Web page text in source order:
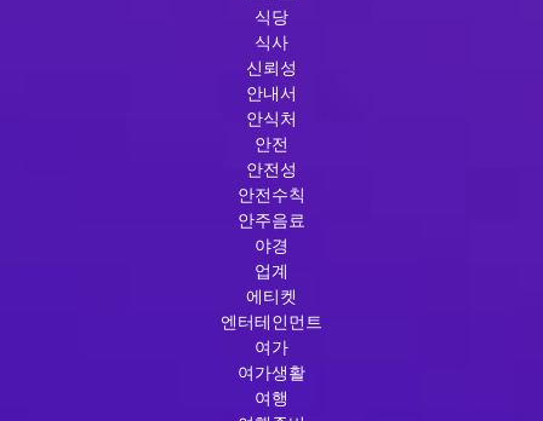
식당
식사
신뢰성
안내서
안식처
안전
안전성
안전수칙
안주음료
야경
업계
에티켓
엔터테인먼트
여가
여가생활
여행